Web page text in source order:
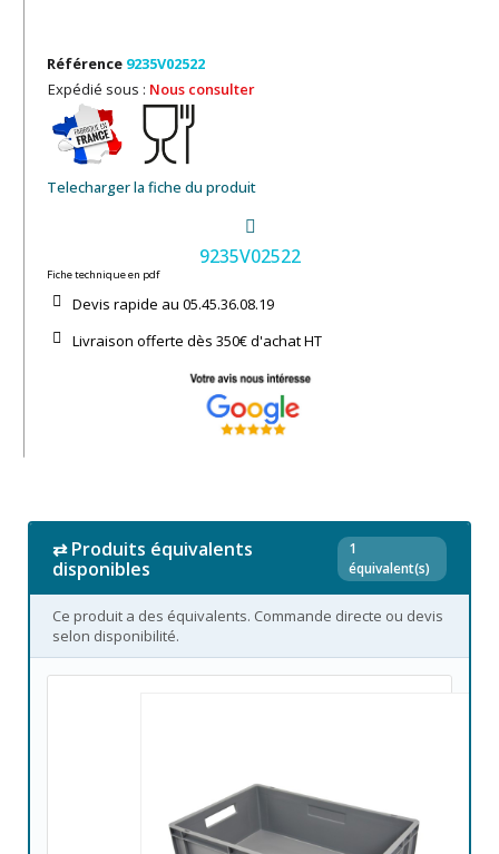
Référence 9235V02522
Expédié sous : Nous consulter
Telecharger la fiche du produit
9235V02522
Fiche technique en pdf
Devis rapide au 05.45.36.08.19​
Livraison offerte dès 350€ d'achat​ HT
⇄ Produits équivalents
disponibles
1
équivalent(s)
Ce produit a des équivalents. Commande directe ou devis
selon disponibilité.